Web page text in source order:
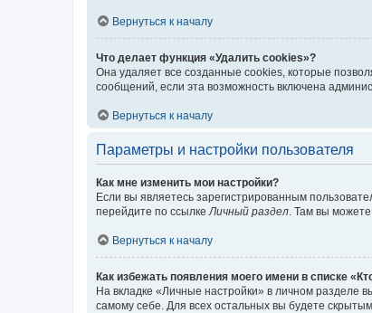
Вернуться к началу
Что делает функция «Удалить cookies»?
Она удаляет все созданные cookies, которые
сообщений, если эта возможность включена
Вернуться к началу
Параметры и настройки пользователя
Как мне изменить мои настройки?
Если вы являетесь зарегистрированным
перейдите по ссылке Личный раздел . Там вы
Вернуться к началу
Как избежать появления моего имени в списке
На вкладке «Личные настройки» в личном разделе
самому себе. Для всех остальных вы будете